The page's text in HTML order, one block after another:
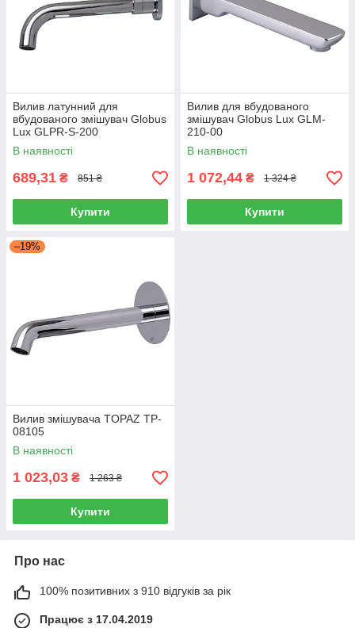
Вилив латунний для
вбудованого змішувач Globus
Lux GLPR-S-200
В наявності
689,31 ₴ 851 ₴
Купити
Вилив для вбудованого
змішувач Globus Lux GLM-
210-00
В наявності
1 072,44 ₴ 1 324 ₴
Купити
–19%
Вилив змішувача TOPAZ TP-
08105
В наявності
1 023,03 ₴ 1 263 ₴
Купити
Про нас
100% позитивних з 910 відгуків за рік
Працює з 17.04.2019